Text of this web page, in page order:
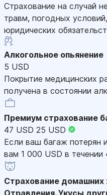
Страхование на случай
травм, погодных
юридических
Алкогольное опьянение
5 USD
Покрытие медицинских
получена в состоянии
Премиум страхование
47 USD 25 USD
Если ваш багаж потерян
вам 1 000 USD в течении
Страхование
Отравления. Укусы